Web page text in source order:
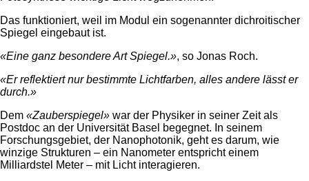
Das funktioniert, weil im Modul ein sogenannter dichroitischer
Spiegel eingebaut ist.
«Eine ganz besondere Art Spiegel.», so Jonas Roch.
«Er reflektiert nur bestimmte Lichtfarben, alles andere lässt er
durch.»
Dem «Zauberspiegel» war der Physiker in seiner Zeit als
Postdoc an der Universität Basel begegnet. In seinem
Forschungsgebiet, der Nanophotonik, geht es darum, wie
winzige Strukturen – ein Nanometer entspricht einem
Milliardstel Meter – mit Licht interagieren.